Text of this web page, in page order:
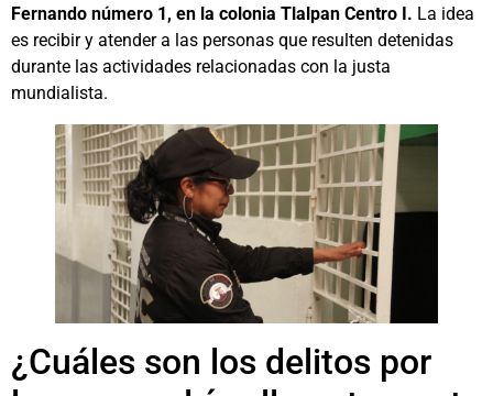
Fernando número 1, en la colonia Tlalpan Centro I. La idea
es recibir y atender a las personas que resulten detenidas
durante las actividades relacionadas con la justa
mundialista.
¿Cuáles son los delitos por